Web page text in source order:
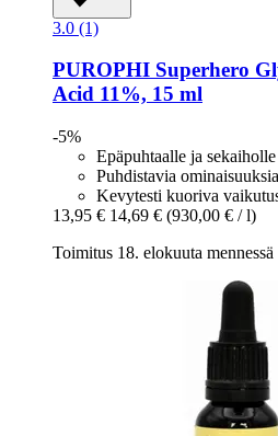
3.0 (1)
PUROPHI Superhero
Acid 11%, 15 ml
-5%
Epäpuhtaalle ja sekaiholle
Puhdistavia ominaisuuksia
Kevytesti kuoriva
13,95 € 14,69 € (930,00 € / l)
Toimitus 18. elokuuta mennessä